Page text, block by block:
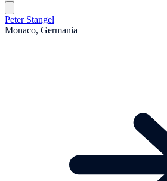
Peter Stangel
Monaco, Germania